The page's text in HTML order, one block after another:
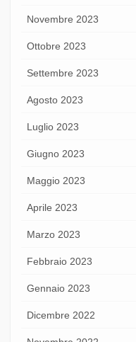
Novembre 2023
Ottobre 2023
Settembre 2023
Agosto 2023
Luglio 2023
Giugno 2023
Maggio 2023
Aprile 2023
Marzo 2023
Febbraio 2023
Gennaio 2023
Dicembre 2022